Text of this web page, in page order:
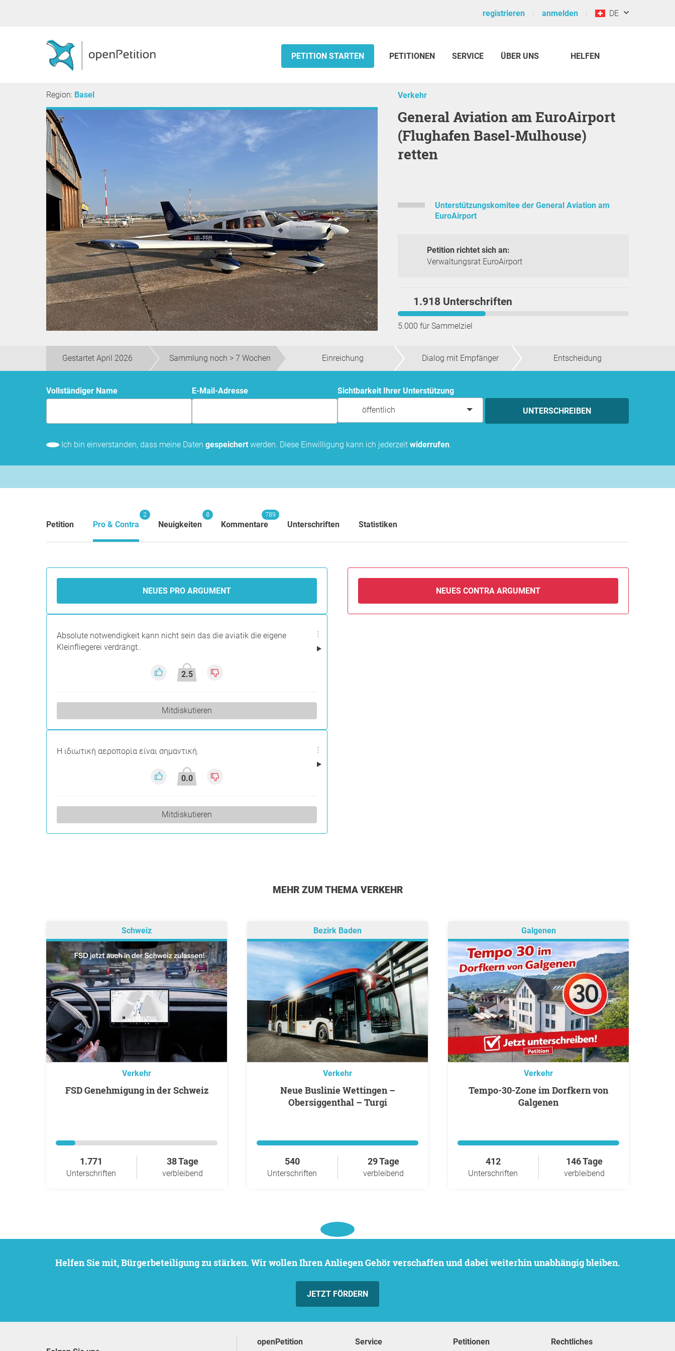
registrieren anmelden DE
PETITION STARTEN PETITIONEN SERVICE ÜBER UNS HELFEN
Region: Basel Verkehr
General Aviation am EuroAirport
(Flughafen Basel-Mulhouse)
retten
Unterstützungskomitee der General Aviation am
EuroAirport
Petition richtet sich an:
Verwaltungsrat EuroAirport
1.918 Unterschriften
5.000 für Sammelziel
Gestartet April 2026 Sammlung noch > 7 Wochen Einreichung Dialog mit Empfänger Entscheidung
Vollständiger Name E-Mail-Adresse
Sichtbarkeit Ihrer Unterstützung
öffentlich
UNTERSCHREIBEN
Ich bin einverstanden, dass meine Daten gespeichert werden. Diese Einwilligung kann ich jederzeit widerrufen.
Petition Pro & Contra
2
Neuigkeiten
8
Kommentare
789
Unterschriften Statistiken
NEUES PRO ARGUMENT
Absolute notwendigkeit kann nicht sein das die aviatik die eigene
Kleinfliegerei verdrängt..
2.5
Mitdiskutieren
Η ιδιωτική αεροπορία είναι σημαντική.
0.0
Mitdiskutieren
NEUES CONTRA ARGUMENT
MEHR ZUM THEMA VERKEHR
Schweiz
Verkehr
FSD Genehmigung in der Schweiz
1.771
Unterschriften
38 Tage
verbleibend
Bezirk Baden
Verkehr
Neue Buslinie Wettingen –
Obersiggenthal – Turgi
540
Unterschriften
29 Tage
verbleibend
Galgenen
Verkehr
Tempo-30-Zone im Dorfkern von
Galgenen
412
Unterschriften
146 Tage
verbleibend
Helfen Sie mit, Bürgerbeteiligung zu stärken. Wir wollen Ihren Anliegen Gehör verschaffen und dabei weiterhin unabhängig bleiben.
JETZT FÖRDERN
openPetition Service Petitionen Rechtliches